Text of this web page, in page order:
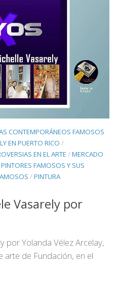
CONTEMPORÁNEOS FAMOSOS
EN PUERTO RICO /
EN EL ARTE /MERCADO
PINTORES FAMOSOS Y SUS
/PINTURA
Vasarely por
por Yolanda Vélez Arcelay,
arte de Fundación, en el